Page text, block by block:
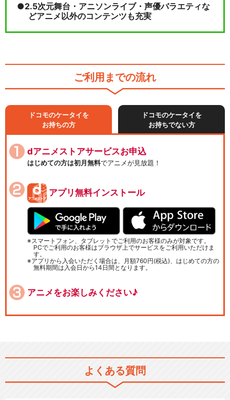
2.5次元舞台・アニソンライブ・声優バラエティな
どアニメ以外のコンテンツも充実
ご利用までの流れ
ドコモのケータイを
お持ちの方
ドコモのケータイを
お持ちでない方
dアニメストアサービスお申込
はじめての方は初月無料でアニメが見放題！
アプリ無料インストール
スマートフォン、タブレットでご利用のお客様のみが対象です。
PCでご利用のお客様はブラウザ上でサービスをご利用いただけま
す。
アプリから入会いただく場合は、月額760円(税込)、はじめての方の
無料期間は入会日から14日間となります。
アニメをお楽しみください♪
よくある質問